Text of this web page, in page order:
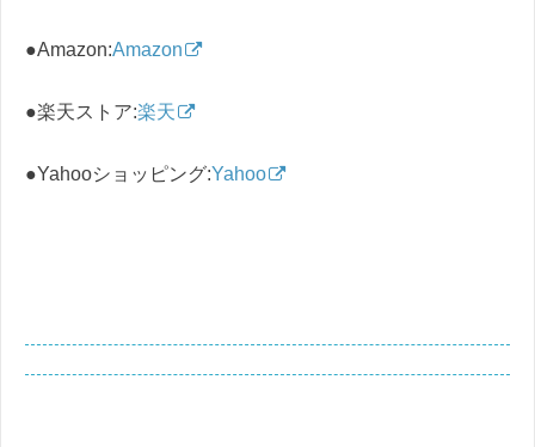
●Amazon:Amazon
●楽天ストア:楽天
●Yahooショッピング:Yahoo